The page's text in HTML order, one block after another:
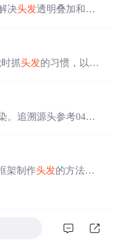
模型提供了经验性
外，文章还讨论了
决头发透明叠加和消
括两个渲染步骤：Alp
用于处理头发边缘的
抓头发的习惯，以及
。追溯源头参考04年
行两个通道的blend
架制作头发的方法。